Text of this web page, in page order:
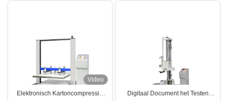
Video
Elektronisch Kartoncompressie
Digitaal Document het Testen